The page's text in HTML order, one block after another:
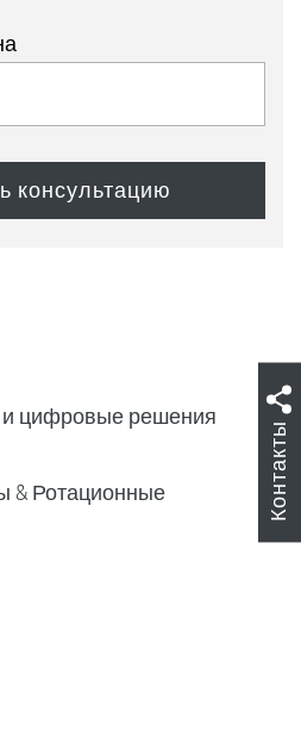
и цифровые решения
& Ротационные
Контакты